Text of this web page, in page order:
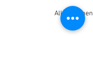
Alle ansehen